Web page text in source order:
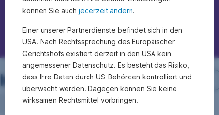
Erste Bank/Sparkassen kontaktieren
Fragen, Ideen, Anregungen?
Investment-Struktur
können Sie auch jederzeit ändern.
Einer unserer Partnerdienste befindet sich in den
USA. Nach Rechtssprechung des Europäischen
Gerichtshofs existiert derzeit in den USA kein
angemessener Datenschutz. Es besteht das Risiko,
dass Ihre Daten durch US-Behörden kontrolliert und
überwacht werden. Dagegen können Sie keine
wirksamen Rechtsmittel vorbringen.